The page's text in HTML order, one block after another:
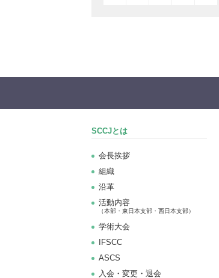
SCCJとは
会長挨拶
組織
沿革
活動内容
（本部・東日本支部・西日本支部）
学術大会
IFSCC
ASCS
⼊会・変更・退会